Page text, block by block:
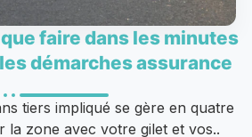
faire dans les minutes
démarches assurance
tiers impliqué se gère en quatre
la zone avec votre gilet et vos..